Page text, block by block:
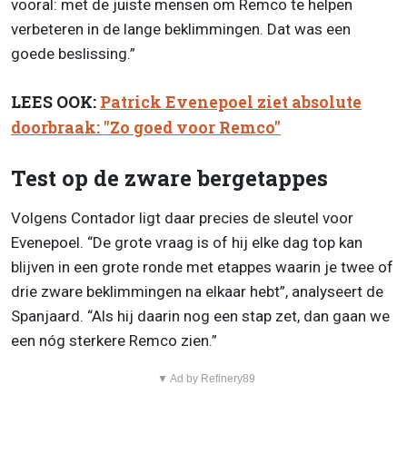
vooral: met de juiste mensen om Remco te helpen
verbeteren in de lange beklimmingen. Dat was een
goede beslissing.”
LEES OOK: Patrick Evenepoel ziet absolute
doorbraak: "Zo goed voor Remco"
Test op de zware bergetappes
Volgens Contador ligt daar precies de sleutel voor
Evenepoel. “De grote vraag is of hij elke dag top kan
blijven in een grote ronde met etappes waarin je twee of
drie zware beklimmingen na elkaar hebt”, analyseert de
Spanjaard. “Als hij daarin nog een stap zet, dan gaan we
een nóg sterkere Remco zien.”
▼ Ad by Refinery89